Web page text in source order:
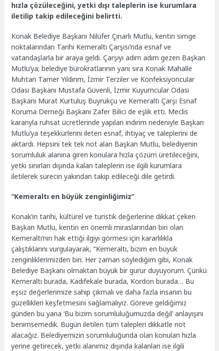
hızla çözüleceğini, yetki dışı taleplerin ise kurumlara
iletilip takip edileceğini belirtti.
Konak Belediye Başkanı Nilüfer Çınarlı Mutlu, kentin simge
noktalarından Tarihi Kemeraltı Çarşısı’nda esnaf ve
vatandaşlarla bir araya geldi. Çarşıyı adım adım gezen Başkan
Mutlu’ya; belediye bürokratlarının yanı sıra Konak Mahalle
Muhtarı Tamer Yıldırım, İzmir Terziler ve Konfeksiyoncular
Odası Başkanı Mustafa Güvenli, İzmir Kuyumcular Odası
Başkanı Murat Kurtuluş Buyrukçu ve Kemeraltı Çarşı Esnaf
Koruma Derneği Başkanı Zafer Bilici de eşlik etti. Meclis
kararıyla ruhsat ücretlerinde yapılan indirim nedeniyle Başkan
Mutlu’ya teşekkürlerini ileten esnaf, ihtiyaç ve taleplerini de
aktardı. Hepsini tek tek not alan Başkan Mutlu, belediyenin
sorumluluk alanına giren konulara hızla çözüm üretileceğini,
yetki sınırları dışında kalan taleplerin ise ilgili kurumlara
iletilerek sürecin yakından takip edileceği dile getirdi.
“Kemeraltı en büyük zenginliğimiz”
Konak’ın tarihi, kültürel ve turistik değerlerine dikkat çeken
Başkan Mutlu, kentin en önemli miraslarından biri olan
Kemeraltı’nın hak ettiği ilgiyi görmesi için kararlılıkla
çalıştıklarını vurgulayarak, “Kemeraltı, bizim en büyük
zenginliklerimizden biri. Her zaman söylediğim gibi, Konak
Belediye Başkanı olmaktan büyük bir gurur duyuyorum. Çünkü
Kemeraltı burada, Kadifekale burada, Kordon burada… Bu
eşsiz değerlerimize sahip çıkmalı ve daha fazla insanın bu
güzellikleri keşfetmesini sağlamalıyız. Göreve geldiğimiz
günden bu yana ‘Bu bizim sorumluluğumuzda değil’ anlayışını
benimsemedik. Bugün iletilen tüm talepleri dikkatle not
alacağız. Belediyemizin sorumluluğunda olan konuları hızla
yerine getirecek, yetki alanımız dışında kalanları ise ilgili